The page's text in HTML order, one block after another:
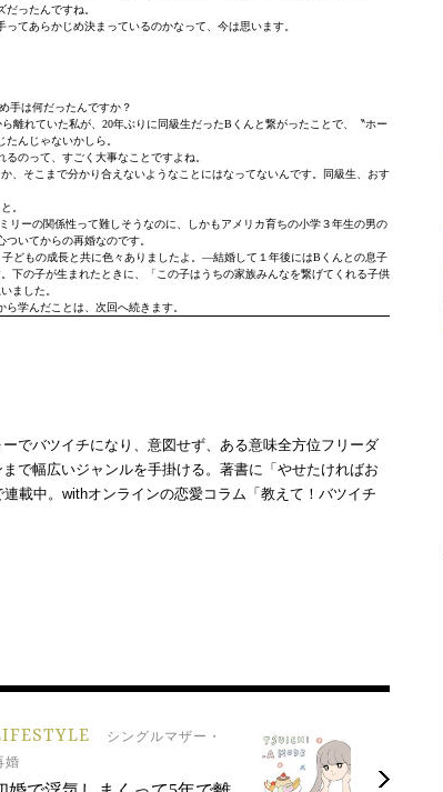
ったんですね。
てあらかじめ決まっているのかなって、今は思います。
手は何だったんですか？
離れていた私が、20年ぶりに同級生だったBくんと繋がったことで、〝ホー
んじゃないかしら。
のって、すごく大事なことですよね。
、そこまで分かり合えないようなことにはなってないんです。同級生、おす
。
ーの関係性って難しそうなのに、しかもアメリカ育ちの小学３年生の男の
いてからの再婚なのです。
どもの成長と共に色々ありましたよ。―結婚して１年後にはBくんとの息子
下の子が生まれたときに、「この子はうちの家族みんなを繋げてくれる子供
ました。
学んだことは、次回へ続きます。
でバツイチになり、意図せず、ある意味全方位フリーダ
で幅広いジャンルを手掛ける。著書に「やせたければお
載中。withオンラインの恋愛コラム「教えて！バツイチ
シングルマザー・
婚